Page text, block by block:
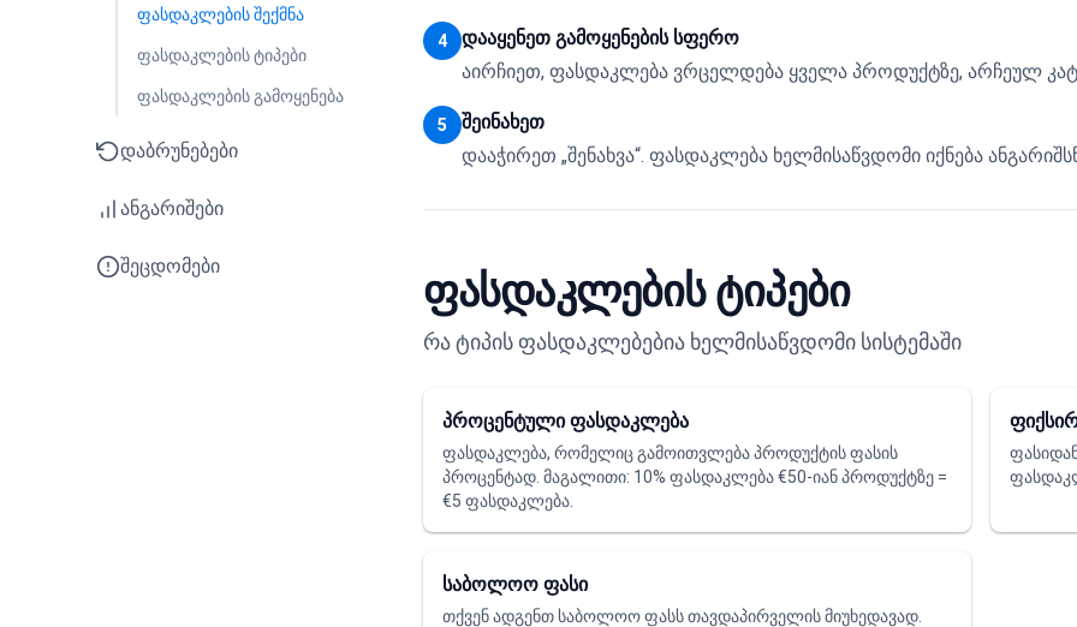
ფასდაკლების შექმნა
ფასდაკლების ტიპები
ფასდაკლების გამოყენება
დაბრუნებები
ანგარიშები
შეცდომები
4
დააყენეთ გამოყენების სფერო
აირჩიეთ, ფასდაკლება ვრცელდება ყველა პროდუქტზე, არჩეულ
5
შეინახეთ
დააჭირეთ „შენახვა“. ფასდაკლება ხელმისაწვდომი იქნება
ფასდაკლების ტიპები
რა ტიპის ფასდაკლებებია ხელმისაწვდომი სისტემაში
პროცენტული ფასდაკლება
ფასდაკლება, რომელიც გამოითვლება პროდუქტის ფასის
პროცენტად. მაგალითი: 10% ფასდაკლება €50-იან პროდუქტზე =
€5 ფასდაკლება.
საბოლოო ფასი
თქვენ ადგენთ საბოლოო ფასს თავდაპირველის მიუხედავად.